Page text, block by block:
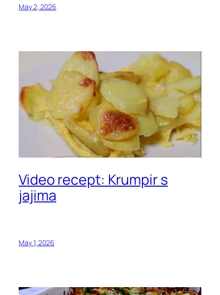
May 2, 2026
Video recept: Krumpir s
jajima
May 1, 2026